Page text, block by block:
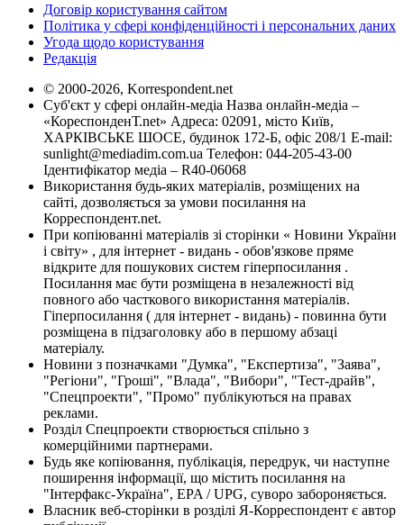
Договір користування сайтом
Політика у сфері конфіденційності і персональних даних
Угода щодо користування
Редакція
© 2000-2026, Korrespondent.net
Суб'єкт у сфері онлайн-медіа Назва онлайн-медіа –
«КореспонденТ.net» Адреса: 02091, місто Київ,
ХАРКІВСЬКЕ ШОСЕ, будинок 172-Б, офіс 208/1 E-mail:
sunlight@mediadim.com.ua Телефон: 044-205-43-00
Ідентифікатор медіа – R40-06068
Використання будь-яких матеріалів, розміщених на
сайті, дозволяється за умови посилання на
Корреспондент.net.
При копіюванні матеріалів зі сторінки « Новини України
і світу» , для інтернет - видань - обов'язкове пряме
відкрите для пошукових систем гіперпосилання .
Посилання має бути розміщена в незалежності від
повного або часткового використання матеріалів.
Гіперпосилання ( для інтернет - видань) - повинна бути
розміщена в підзаголовку або в першому абзаці
матеріалу.
Новини з позначками "Думка", "Експертиза", "Заява",
"Регіони", "Гроші", "Влада", "Вибори", "Тест-драйв",
"Спецпроекти", "Промо" публікуються на правах
реклами.
Розділ Спецпроекти створюється спільно з
комерційними партнерами.
Будь яке копіювання, публікація, передрук, чи наступне
поширення інформації, що містить посилання на
"Інтерфакс-Україна", EPA / UPG, суворо забороняється.
Власник веб-сторінки в розділі Я-Корреспондент є автор